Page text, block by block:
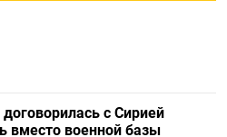
договорилась с Сирией
вместо военной базы